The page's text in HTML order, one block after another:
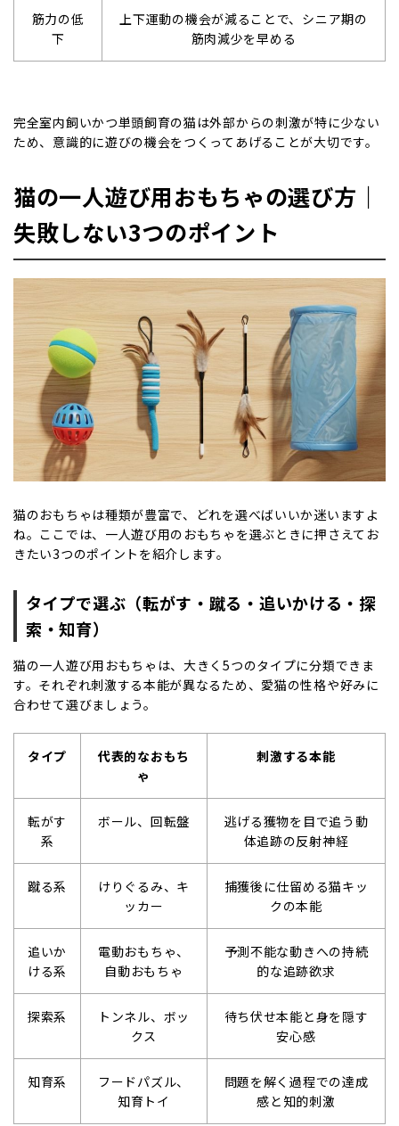
筋力の低
下
上下運動の機会が減ることで、シニア期の
筋肉減少を早める
完全室内飼いかつ単頭飼育の猫は外部からの刺激が特に少ない
ため、意識的に遊びの機会をつくってあげることが大切です。
猫の一人遊び用おもちゃの選び方｜
失敗しない3つのポイント
猫のおもちゃは種類が豊富で、どれを選べばいいか迷いますよ
ね。ここでは、一人遊び用のおもちゃを選ぶときに押さえてお
きたい3つのポイントを紹介します。
タイプで選ぶ（転がす・蹴る・追いかける・探
索・知育）
猫の一人遊び用おもちゃは、大きく5つのタイプに分類できま
す。それぞれ刺激する本能が異なるため、愛猫の性格や好みに
合わせて選びましょう。
タイプ
代表的なおもち
ゃ
刺激する本能
転がす
系
ボール、回転盤
逃げる獲物を目で追う動
体追跡の反射神経
蹴る系
けりぐるみ、キ
ッカー
捕獲後に仕留める猫キッ
クの本能
追いか
ける系
電動おもちゃ、
自動おもちゃ
予測不能な動きへの持続
的な追跡欲求
探索系
トンネル、ボッ
クス
待ち伏せ本能と身を隠す
安心感
知育系
フードパズル、
知育トイ
問題を解く過程での達成
感と知的刺激